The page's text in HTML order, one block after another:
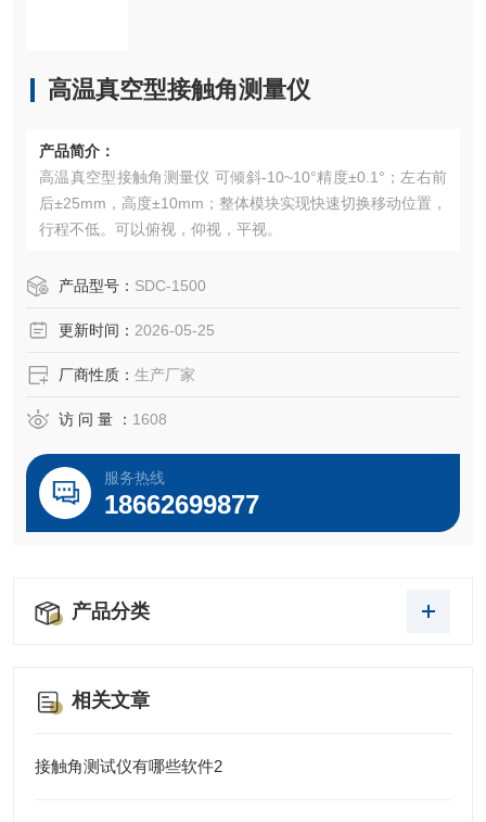
高温真空型接触角测量仪
产品简介：
高温真空型接触角测量仪 可倾斜-10~10°精度±0.1°；左右前
后±25mm，高度±10mm；整体模块实现快速切换移动位置，
行程不低。可以俯视，仰视，平视。
产品型号： SDC-1500
更新时间： 2026-05-25
厂商性质： 生产厂家
访 问 量 ： 1608
服务热线
18662699877
产品分类
相关文章
接触角测试仪有哪些软件2